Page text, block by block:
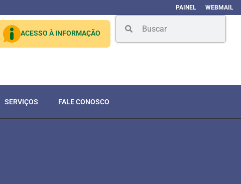
PAINEL WEBMAIL
ACESSO À INFORMAÇÃO
SERVIÇOS FALE CONOSCO